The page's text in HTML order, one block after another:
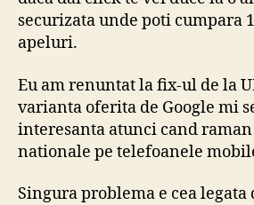
securizata unde poti cumpara
apeluri.
Eu am renuntat la fix-ul de la
varianta oferita de Google mi
interesanta atunci cand
nationale pe telefoanele
Singura problema e cea legata